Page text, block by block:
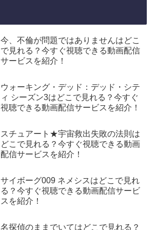
今、不倫が問題ではありませんはどこ
で見れる？今すぐ視聴できる動画配信
サービスを紹介！
ウォーキング・デッド：デッド・シテ
ィ シーズン3はどこで見れる？今すぐ
視聴できる動画配信サービスを紹介！
スチュアート★宇宙救出失敗の法則は
どこで見れる？今すぐ視聴できる動画
配信サービスを紹介！
サイボーグ009 ネメシスはどこで見れ
る？今すぐ視聴できる動画配信サービ
スを紹介！
名探偵のままでいてはどこで見れる？